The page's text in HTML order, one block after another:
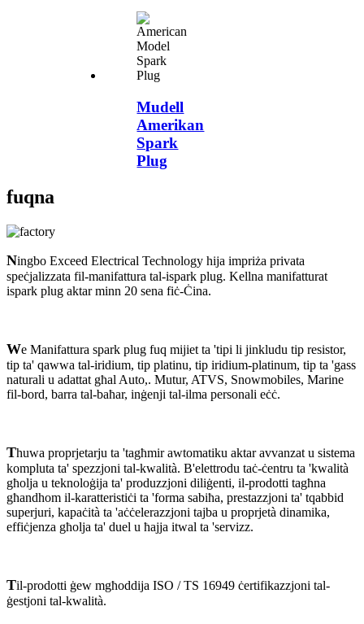
Mudell
Amerikan
Spark
Plug
fuqna
Ningbo Exceed Electrical Technology hija impriża privata
speċjalizzata fil-manifattura tal-ispark plug. Kellna manifatturat
ispark plug aktar minn 20 sena fiċ-Ċina.
We Manifattura spark plug fuq mijiet ta 'tipi li jinkludu tip resistor,
tip ta' qawwa tal-iridium, tip platinu, tip iridium-platinum, tip ta 'gass
naturali u adattat għal Auto,. Mutur, ATVS, Snowmobiles, Marine
fil-bord, barra tal-baħar, inġenji tal-ilma personali eċċ.
Thuwa proprjetarju ta 'tagħmir awtomatiku aktar avvanzat u sistema
kompluta ta' spezzjoni tal-kwalità. B'elettrodu taċ-ċentru ta 'kwalità
għolja u teknoloġija ta' produzzjoni diliġenti, il-prodotti tagħna
għandhom il-karatteristiċi ta 'forma sabiħa, prestazzjoni ta' tqabbid
superjuri, kapaċità ta 'aċċelerazzjoni tajba u proprjetà dinamika,
effiċjenza għolja ta' duel u ħajja itwal ta 'servizz.
Til-prodotti ġew mgħoddija ISO / TS 16949 ċertifikazzjoni tal-
ġestjoni tal-kwalità.